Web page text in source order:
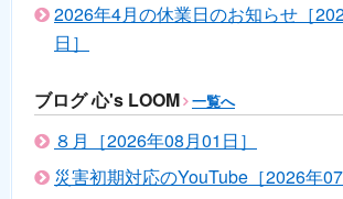
2026年4月の休業日のお知らせ［
日］
ブログ 心's LOOM 一覧へ
８月［2026年08月01日］
災害初期対応のYouTube［2026年07